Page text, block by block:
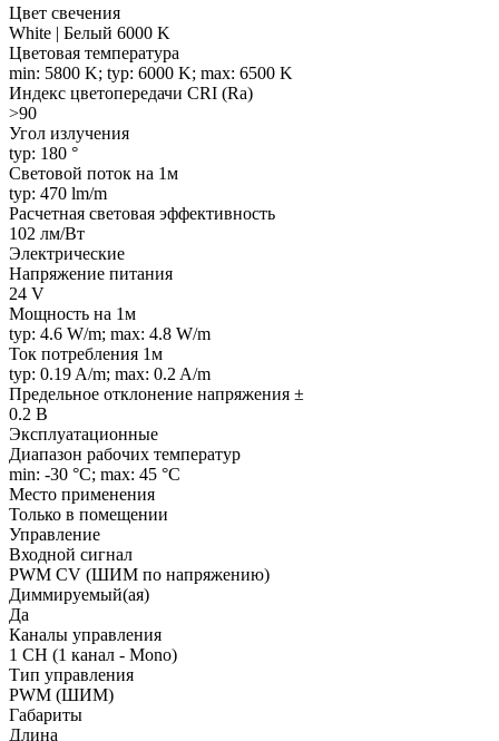
Цвет свечения
White | Белый 6000 K
Цветовая температура
min: 5800 K; typ: 6000 K; max: 6500 K
Индекс цветопередачи CRI (Ra)
>90
Угол излучения
typ: 180 °
Световой поток на 1м
typ: 470 lm/m
Расчетная световая эффективность
102 лм/Вт
Электрические
Напряжение питания
24 V
Мощность на 1м
typ: 4.6 W/m; max: 4.8 W/m
Ток потребления 1м
typ: 0.19 A/m; max: 0.2 A/m
Предельное отклонение напряжения ±
0.2 В
Эксплуатационные
Диапазон рабочих температур
min: -30 °C; max: 45 °C
Место применения
Только в помещении
Управление
Входной сигнал
PWM СV (ШИМ по напряжению)
Диммируемый(ая)
Да
Каналы управления
1 CH (1 канал - Mono)
Тип управления
PWM (ШИМ)
Габариты
Длина